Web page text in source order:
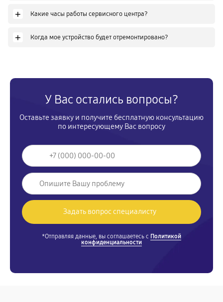
+ Какие часы работы сервисного центра?
+ Когда мое устройство будет отремонтировано?
У Вас остались вопросы?
Оставьте заявку и получите бесплатную консультацию
по интересующему Вас вопросу
*Отправляя данные, вы соглашаетесь с Политикой
конфиденциальности